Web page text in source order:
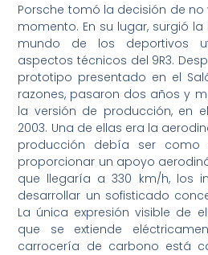
Porsche tomó la decisión de no
momento. En su lugar, surgió
mundo de los deportivos
aspectos técnicos del 9R3.
prototipo presentado en el
razones, pasaron dos años y
la versión de producción, en
2003. Una de ellas era la
producción debía ser como
proporcionar un apoyo
que llegaría a 330 km/h, los
desarrollar un sofisticado
La única expresión visible de
que se extiende
carrocería de carbono está